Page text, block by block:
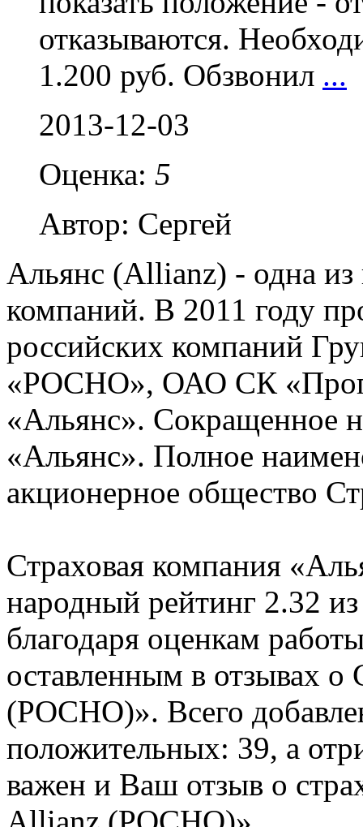
отказываются.
1.200 руб. Обзвонил ...
2013-12-03
Оценка: 5
Автор: Сергей
Альянс (Allianz) - одна
компаний. В 2011 году
российских компаний
«РОСНО», ОАО СК
«Альянс».
«Альянс». Полное
акционерное общество
Страховая компания
народный рейтинг 2.32
благодаря оценкам
оставленным в отзывах
(РОСНО)». Всего
положительных: 39, а
важен и Ваш отзыв о